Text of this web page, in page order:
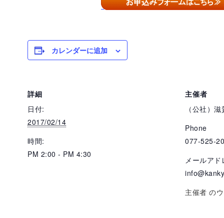
カレンダーに追加
詳細
日付:
2017/02/14
時間:
PM 2:00 - PM 4:30
主催者
（公社）
Phone
077-525-
メールアド
主催者 の